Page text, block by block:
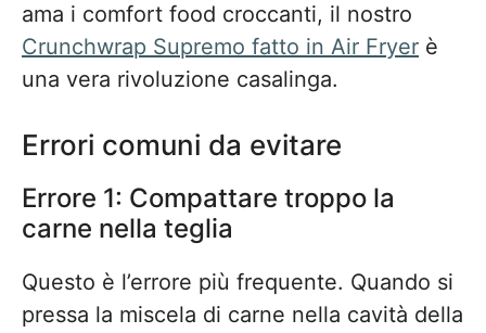
ama i comfort food croccanti, il nostro
Crunchwrap Supremo fatto in Air Fryer è
una vera rivoluzione casalinga.
Errori comuni da evitare
Errore 1: Compattare troppo la
carne nella teglia
Questo è l’errore più frequente. Quando si
pressa la miscela di carne nella cavità della